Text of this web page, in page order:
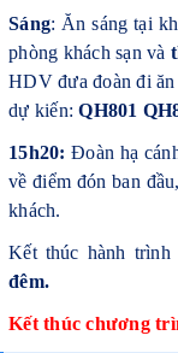
Sáng: Ăn sáng tại
phòng khách sạn và
HDV đưa đoàn đi
dự kiến:QH801
15h20: Đoàn hạ
về điểm đón ban
khách.
Kết thúc hành trình
đêm.
Kết thúc chương